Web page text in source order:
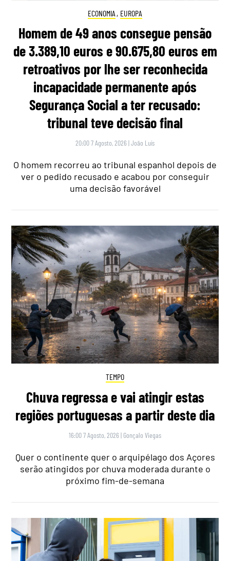
ECONOMIA , EUROPA
Homem de 49 anos consegue pensão
de 3.389,10 euros e 90.675,80 euros em
retroativos por lhe ser reconhecida
incapacidade permanente após
Segurança Social a ter recusado:
tribunal teve decisão final
20:00 7 Agosto, 2026 |João Luís
O homem recorreu ao tribunal espanhol depois de
ver o pedido recusado e acabou por conseguir
uma decisão favorável
TEMPO
Chuva regressa e vai atingir estas
regiões portuguesas a partir deste dia
16:00 7 Agosto, 2026 | Gonçalo Viegas
Quer o continente quer o arquipélago dos Açores
serão atingidos por chuva moderada durante o
próximo fim-de-semana